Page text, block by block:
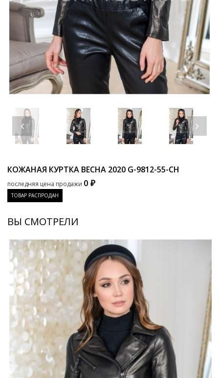
КОЖАНАЯ КУРТКА ВЕСНА 2020 G-9812-55-CH
последняя цена продажи 0 ₽
ТОВАР РАСПРОДАН
ВЫ СМОТРЕЛИ